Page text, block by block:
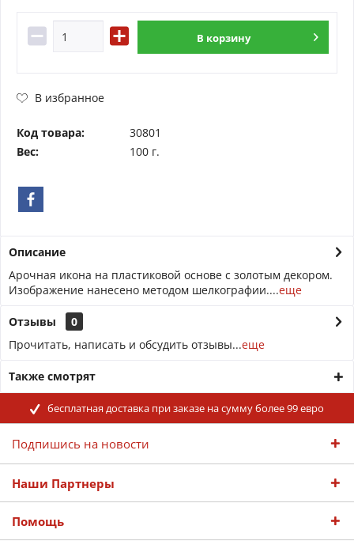
В корзину
В избранное
Код товара:
30801
Вес:
100 г.
Описание
Арочная икона на пластиковой основе с золотым декором.
Изображение нанесено методом шелкографии....еще
Отзывы
0
Прочитать, написать и обсудить отзывы...еще
Также смотрят
бесплатная доставка при заказе на сумму более 99 евро
Подпишись на новости
Наши Партнеры
Помощь